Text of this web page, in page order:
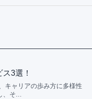
3選！
キャリアの歩み方に多様性
、そ...